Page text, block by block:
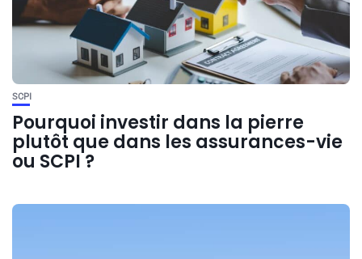
SCPI
Pourquoi investir dans la pierre
plutôt que dans les assurances-vie
ou SCPI ?